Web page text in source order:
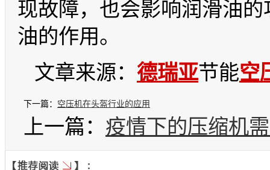
现故障，也会影响润滑油
油的作用。
文章来源： 德瑞亚节能空
下一篇： 空压机在头盔行业的应用
上一篇： 疫情下的压缩机